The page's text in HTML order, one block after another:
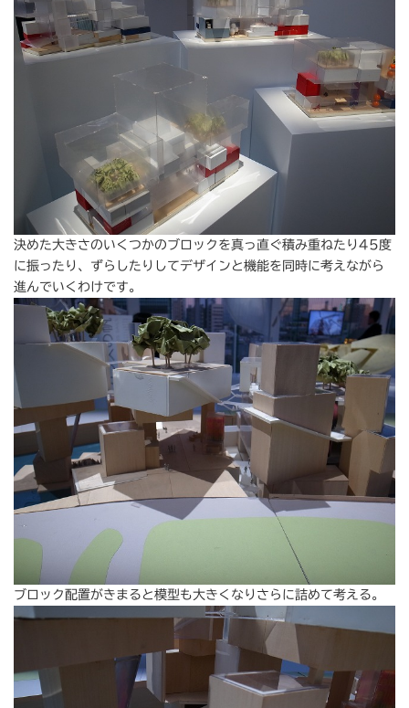
決めた大きさのいくつかのブロックを真っ直ぐ積み重ねたり45度
に振ったり、ずらしたりしてデザインと機能を同時に考えながら
進んでいくわけです。
ブロック配置がきまると模型も大きくなりさらに詰めて考える。